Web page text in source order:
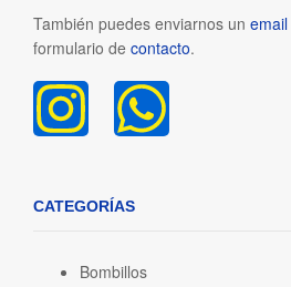
También puedes enviarnos un email
formulario de contacto.
CATEGORÍAS
Bombillos